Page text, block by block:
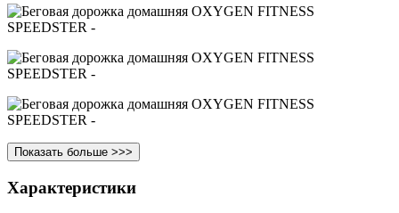
Показать больше >>>
Характеристики